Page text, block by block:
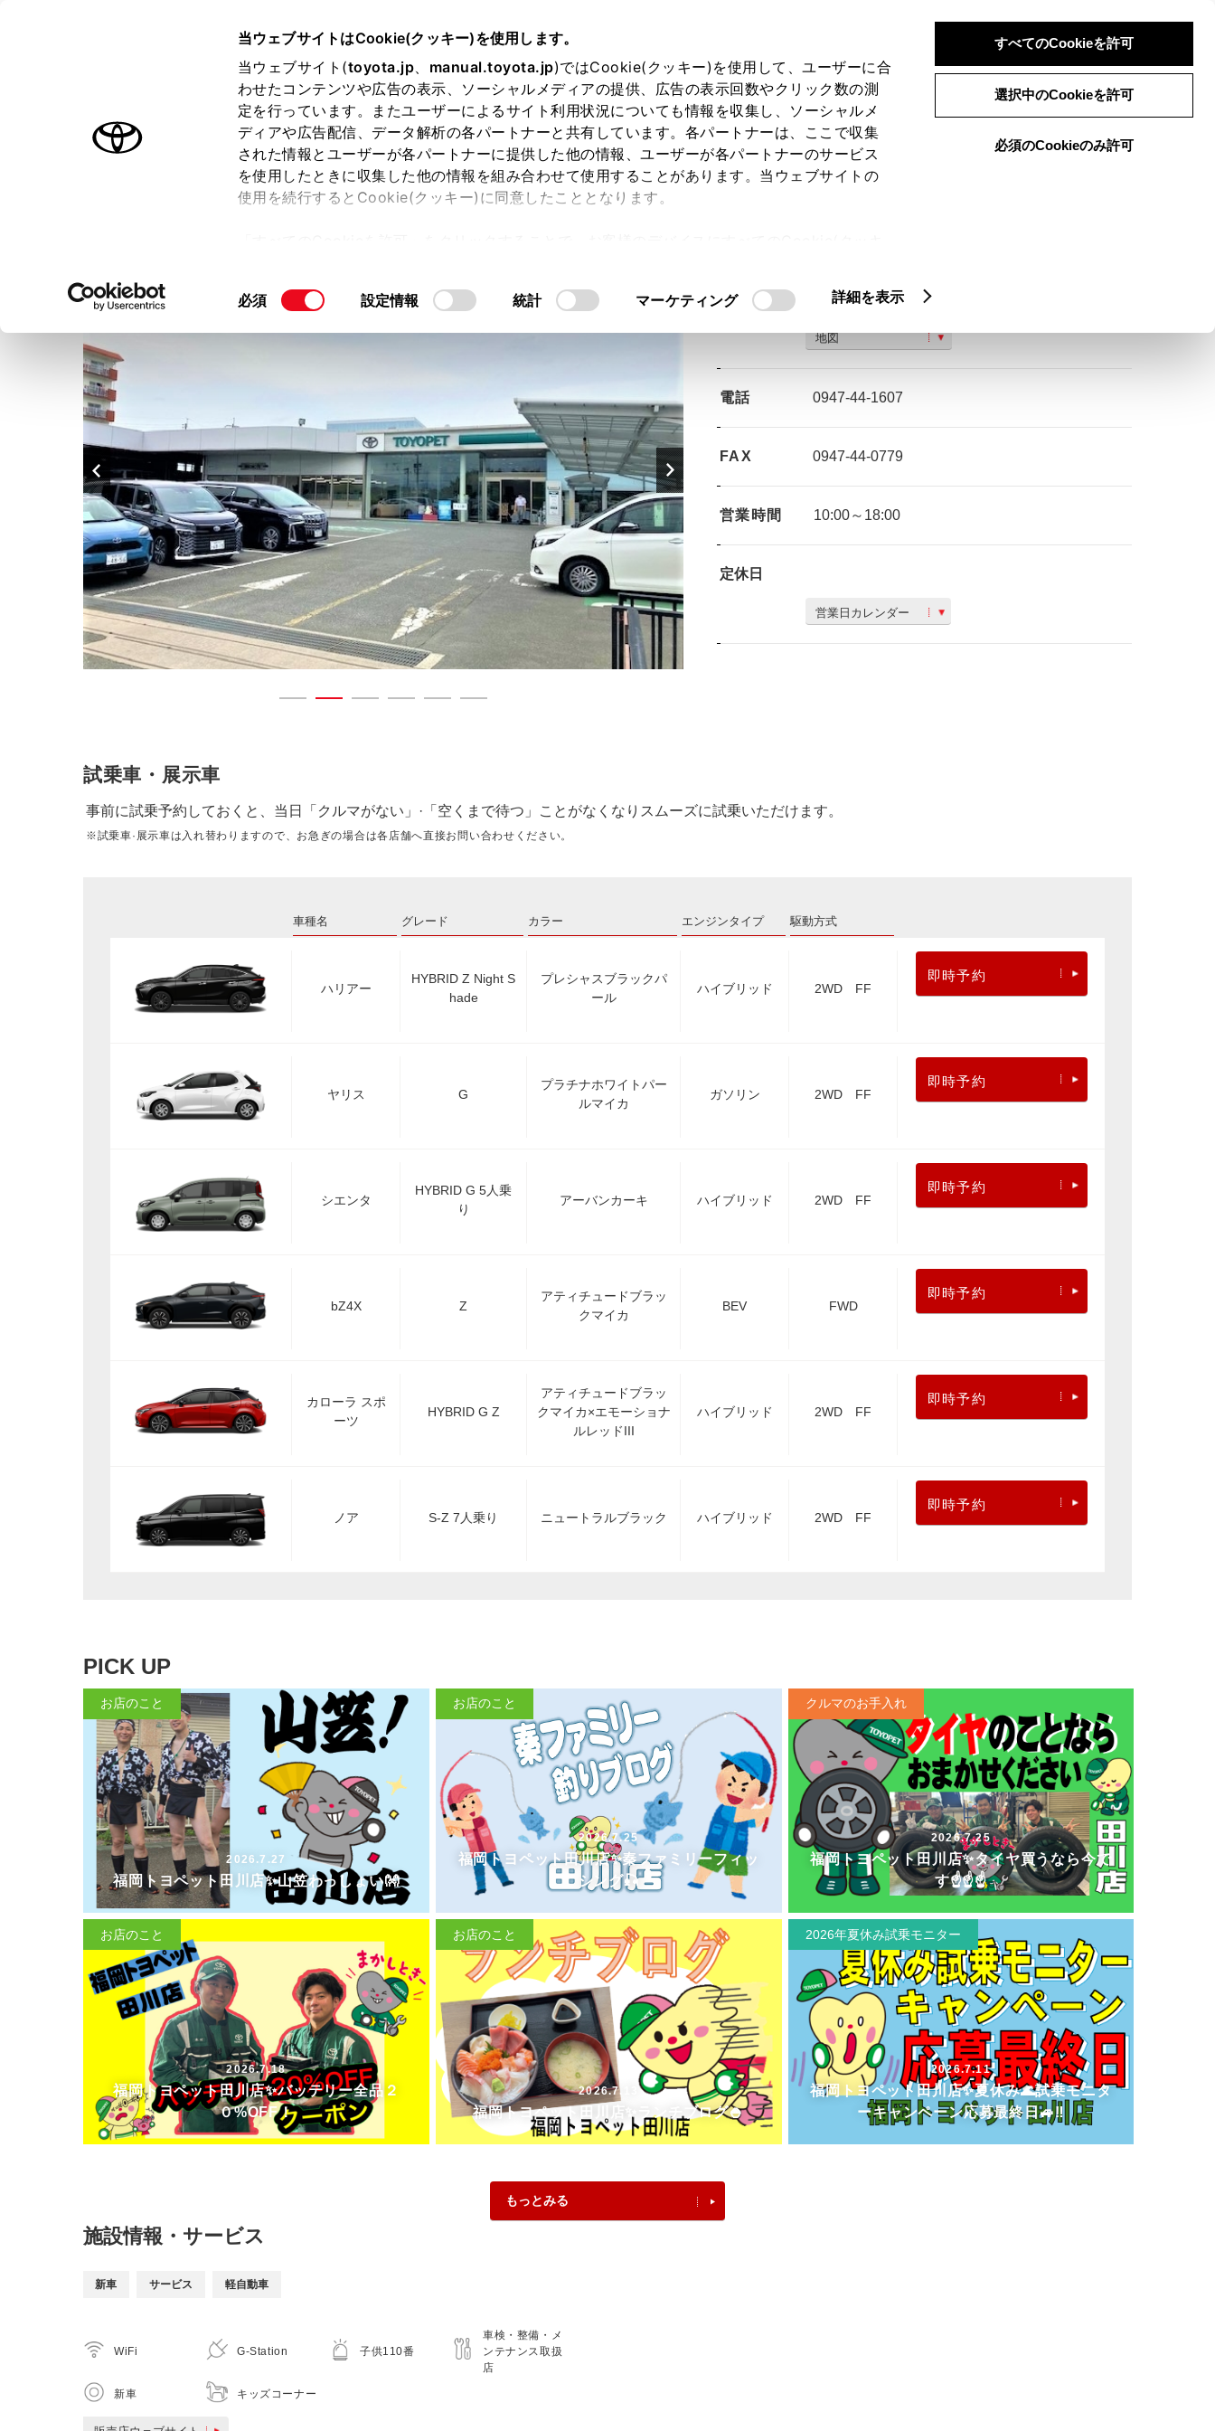
当ウェブサイトはCookie(クッキー)を使用します。
当ウェブサイト(toyota.jp、 manual.toyota.jp)ではCookie(クッキー)を使用して、ユーザーに合
わせたコンテンツや広告の表示、ソーシャルメディアの提供、広告の表示回数やクリック数の測
定を行っています。またユーザーによるサイト利用状況についても情報を収集し、ソーシャルメ
ディアや広告配信、データ解析の各パートナーと共有しています。各パートナーは、ここで収集
された情報とユーザーが各パートナーに提供した他の情報、ユーザーが各パートナーのサービス
を使用したときに収集した他の情報を組み合わせて使用することがあります。当ウェブサイトの
使用を続行するとCookie(クッキー)に同意したこととなります。
て」をご覧ください。
同
必須 設定情報 統計 マーケティング 詳細を表示
すべてのCookieを許可
選択中のCookieを許可
必須のCookieのみ許可
ログイン 検索 メニュー
オーナーサポート トピックス
店舗トップ ショップブログ ご購入相談
住所 田川市大字川宮１７６０−６
地図
電話 0947-44-1607
FAX 0947-44-0779
営業時間 10:00～18:00
定休日
営業日カレンダー
試乗車・展示車
事前に試乗予約しておくと、当日「クルマがない」·「空くまで待つ」ことがなくなりスムーズに試乗いただけます。
※試乗車·展示車は入れ替わりますので、お急ぎの場合は各店舗へ直接お問い合わせください。
車種名 グレード カラー エンジンタイプ 駆動方式
ハリアー
HYBRID Z Night S
hade
プレシャスブラックパ
ール
ハイブリッド 2WD FF
即時予約
ヤリス G
プラチナホワイトパー
ルマイカ
ガソリン 2WD FF
即時予約
シエンタ
HYBRID G 5人乗
り
アーバンカーキ ハイブリッド 2WD FF
即時予約
bZ4X Z
アティチュードブラッ
クマイカ
BEV FWD
即時予約
カローラ スポ
ーツ
HYBRID G Z
アティチュードブラッ
クマイカ×エモーショナ
ルレッドIII
ハイブリッド 2WD FF
即時予約
ノア S-Z 7人乗り ニュートラルブラック ハイブリッド 2WD FF
即時予約
PICK UP
お店のこと
2026.7.27
福岡トヨペット田川店✨山笠わっしょい👐
お店のこと
2026.7.25
福岡トヨペット田川店✨秦ファミリーフィッ
シング🎣
クルマのお手入れ
2026.7.25
福岡トヨペット田川店✨タイヤ買うなら今で
す☝☝☝
お店のこと
2026.7.18
福岡トヨペット田川店✨バッテリー全品２
０%OFF！
お店のこと
2026.7.13
福岡トヨペット田川店✨ランチブログ🍚
2026年夏休み試乗モニター
2026.7.11
福岡トヨペット田川店✨夏休み🌊試乗モニタ
ーキャンペーン応募最終日🚙‼
もっとみる
施設情報・サービス
新車 サービス 軽自動車
WiFi G-Station 子供110番
車検・整備・メ
ンテナンス取扱
店
新車 キッズコーナー